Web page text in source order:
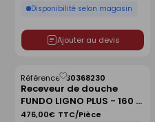
Disponibilité selon magasin
Ajouter au devis
Receveur de douche
FUNDO LIGNO PLUS - 160 x
90 cm
Référence :30368230
476,00€ TTC/Pièce
Enregistrer
comme
liste